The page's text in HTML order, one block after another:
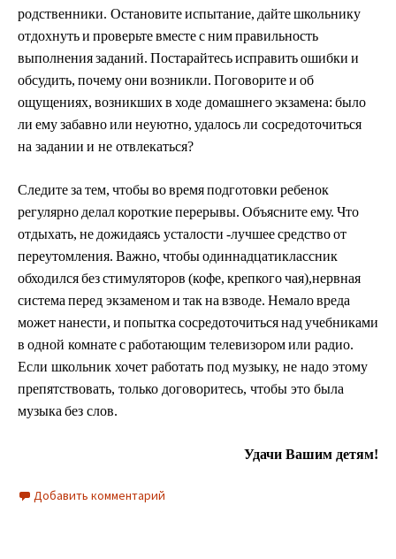
родственники. Остановитеиспытание, дайтешкольнику
отдохнутьи проверьтевместеснимправильность
выполнениязаданий. Постарайтесьисправитьошибки и
обсудить, почемуони возникли. Поговоритеи об
ощущениях, возникшихв ходе домашнегоэкзамена: было
ли емузабавноили неуютно, удалосьли сосредоточиться
на задании и не отвлекаться?
Следитеза тем, чтобывовремяподготовки ребенок
регулярно делалкороткиеперерывы. Объяснитеему. Что
отдыхать, не дожидаясь усталости -лучшеесредствоот
переутомления. Важно, чтобыодиннадцатиклассник
обходилсябезстимуляторов (кофе, крепкогочая),нервная
система перед экзаменоми такна взводе. Немаловреда
можетнанести, и попытка сосредоточитьсянадучебниками
в одной комнатесработающим телевизоромили радио.
Если школьник хочет работать под музыку, не надо этому
препятствовать, только договоритесь, чтобы это была
музыка без слов.
Удачи Вашим детям!
Добавить комментарий